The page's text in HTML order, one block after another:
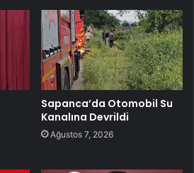
Sapanca’da Otomobil Su
Kanalına Devrildi
Ağustos 7, 2026